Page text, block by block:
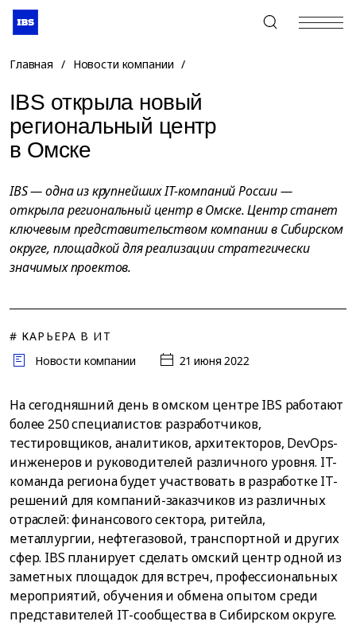
+7 (495) 967-80-80
Главная / Новости компании /
IBS открыла новый
региональный центр
в Омске
IBS — одна из крупнейших IT-компаний России —
открыла региональный центр в Омске. Центр станет
ключевым представительством компании в Сибирском
округе, площадкой для реализации стратегически
значимых проектов.
# КАРЬЕРА В ИТ
Новости компании
21 июня 2022
На сегодняшний день в омском центре IBS работают
более 250 специалистов: разработчиков,
тестировщиков, аналитиков, архитекторов, DevOps-
инженеров и руководителей различного уровня. IT-
команда региона будет участвовать в разработке IT-
решений для компаний-заказчиков из различных
отраслей: финансового сектора, ритейла,
металлургии, нефтегазовой, транспортной и других
сфер. IBS планирует сделать омский центр одной из
заметных площадок для встреч, профессиональных
мероприятий, обучения и обмена опытом среди
представителей IT-сообщества в Сибирском округе.